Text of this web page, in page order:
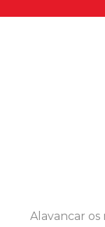
Alavancar os